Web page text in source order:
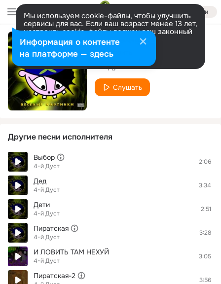
Войти
Мы используем cookie-файлы, чтобы улучшить
сервисы для вас. Если ваш возраст менее 13 лет,
настроить cookie-файлы должен ваш законный
представитель. Больше информации
Разрешить все Настроить
Кукушка
4-й Дуст
Слушать
Другие песни исполнителя
Выбор
4-й Дуст
2:06
Дед
4-й Дуст
3:34
Дети
4-й Дуст
2:51
Пиратская
4-й Дуст
3:28
И ЛОВИТЬ ТАМ НЕХУЙ
4-й Дуст
3:05
Пиратская-2 3:56
Информация о контенте
на платформе — здесь